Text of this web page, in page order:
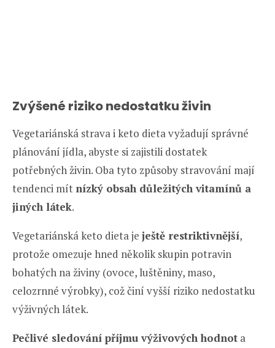
Zvýšené riziko nedostatku živin
Vegetariánská strava i keto dieta vyžadují správné
plánování jídla, abyste si zajistili dostatek
potřebných živin. Oba tyto způsoby stravování mají
tendenci mít nízký obsah důležitých vitamínů a
jiných látek.
Vegetariánská keto dieta je ještě restriktivnější,
protože omezuje hned několik skupin potravin
bohatých na živiny (ovoce, luštěniny, maso,
celozrnné výrobky), což činí vyšší riziko nedostatku
výživných látek.
Pečlivé sledování příjmu výživových hodnot a